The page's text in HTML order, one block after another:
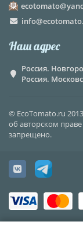
Наш адрес
Россия.
Россия.
© EcoTomato.ru
об авторском
запрещено.